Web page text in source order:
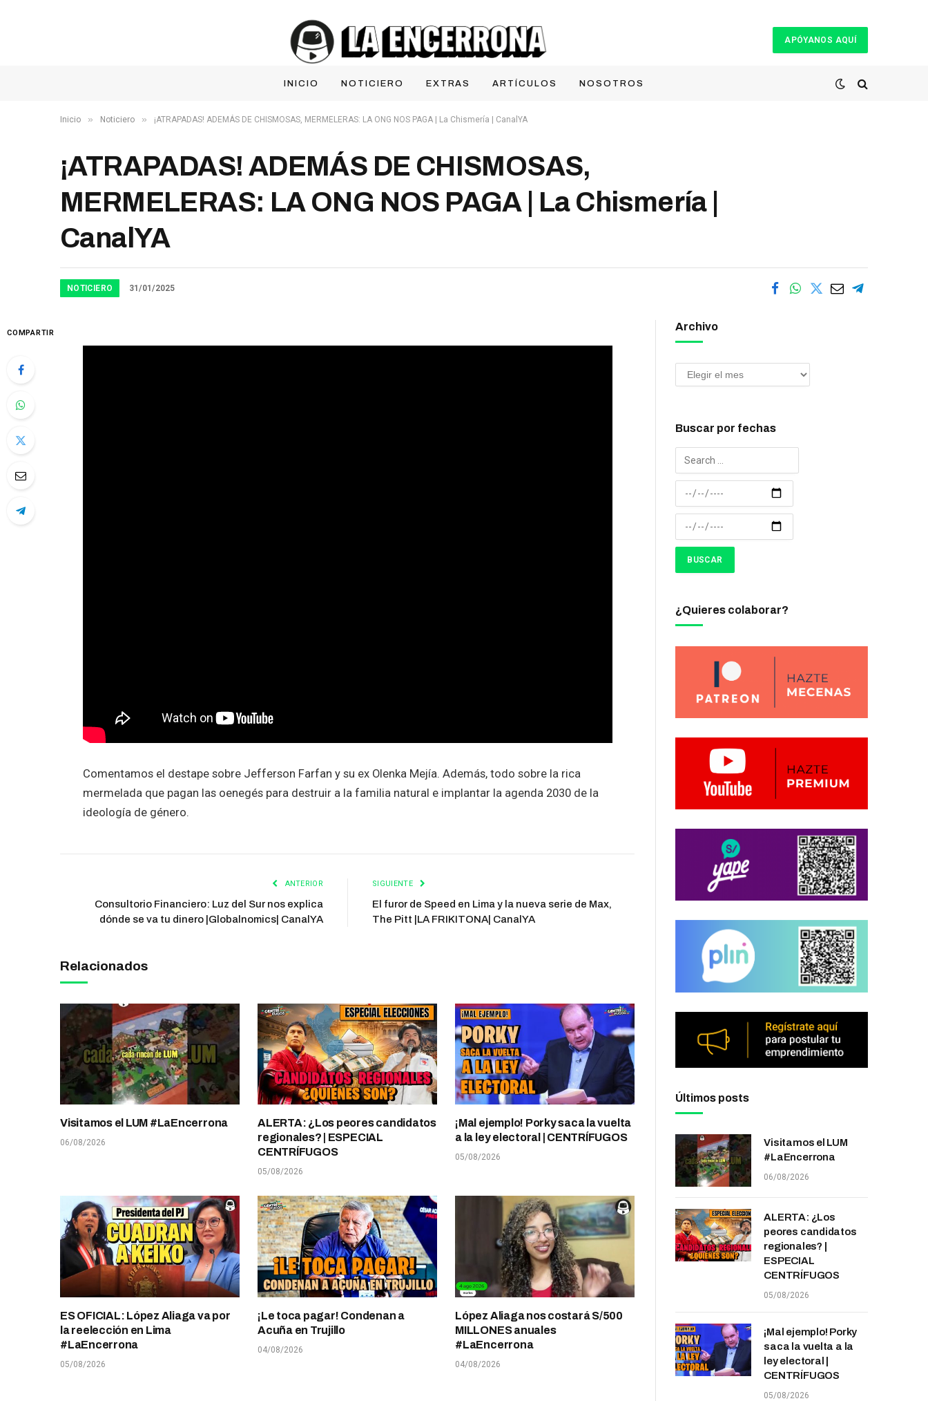
APÓYANOS AQUÍ
INICIO NOTICIERO EXTRAS ARTÍCULOS NOSOTROS
Inicio » Noticiero » ¡ATRAPADAS! ADEMÁS DE CHISMOSAS, MERMELERAS: LA ONG NOS PAGA | La Chismería | CanalYA
¡ATRAPADAS! ADEMÁS DE CHISMOSAS,
MERMELERAS: LA ONG NOS PAGA | La Chismería |
CanalYA
NOTICIERO 31/01/2025
COMPARTIR
Comentamos el destape sobre Jefferson Farfan y su ex Olenka Mejía. Además, todo sobre la rica
mermelada que pagan las oenegés para destruir a la familia natural e implantar la agenda 2030 de la
ideología de género.
ANTERIOR
Consultorio Financiero: Luz del Sur nos explica
dónde se va tu dinero |Globalnomics| CanalYA
SIGUIENTE
El furor de Speed en Lima y la nueva serie de Max,
The Pitt |LA FRIKITONA| CanalYA
Relacionados
Visitamos el LUM #LaEncerrona
06/08/2026
ALERTA: ¿Los peores candidatos
regionales? | ESPECIAL
CENTRÍFUGOS
05/08/2026
¡Mal ejemplo! Porky saca la vuelta
a la ley electoral | CENTRÍFUGOS
05/08/2026
ES OFICIAL: López Aliaga va por
la reelección en Lima
#LaEncerrona
05/08/2026
¡Le toca pagar! Condenan a
Acuña en Trujillo
04/08/2026
López Aliaga nos costará S/500
MILLONES anuales
#LaEncerrona
04/08/2026
Archivo
Buscar por fechas
¿Quieres colaborar?
Últimos posts
Visitamos el LUM
#LaEncerrona
06/08/2026
ALERTA: ¿Los
peores candidatos
regionales? |
ESPECIAL
CENTRÍFUGOS
05/08/2026
¡Mal ejemplo! Porky
saca la vuelta a la
ley electoral |
CENTRÍFUGOS
05/08/2026